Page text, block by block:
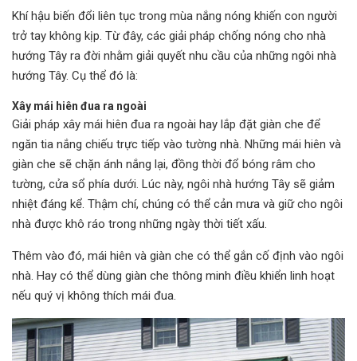
Khí hậu biến đổi liên tục trong mùa nắng nóng khiến con người
trở tay không kịp. Từ đây, các giải pháp chống nóng cho nhà
hướng Tây ra đời nhằm giải quyết nhu cầu của những ngôi nhà
hướng Tây. Cụ thể đó là:
Xây mái hiên đua ra ngoài
Giải pháp xây mái hiên đua ra ngoài hay lắp đặt giàn che để
ngăn tia nắng chiếu trực tiếp vào tường nhà. Những mái hiên và
giàn che sẽ chặn ánh nắng lại, đồng thời đổ bóng râm cho
tường, cửa sổ phía dưới. Lúc này, ngôi nhà hướng Tây sẽ giảm
nhiệt đáng kể. Thậm chí, chúng có thể cản mưa và giữ cho ngôi
nhà được khô ráo trong những ngày thời tiết xấu.
Thêm vào đó, mái hiên và giàn che có thể gắn cố định vào ngôi
nhà. Hay có thể dùng giàn che thông minh điều khiển linh hoạt
nếu quý vị không thích mái đua.